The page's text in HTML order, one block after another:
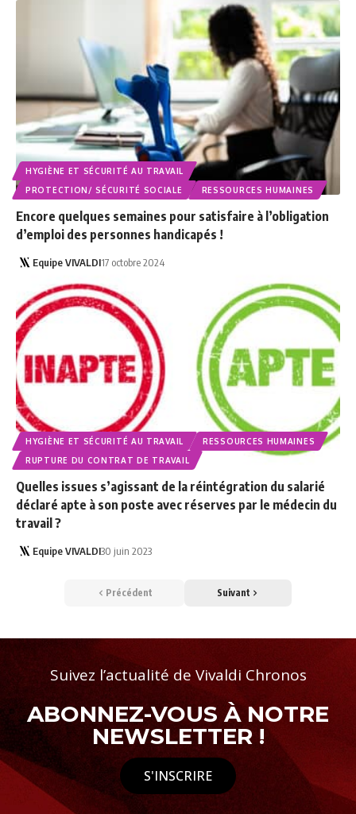
HYGIÈNE ET SÉCURITÉ AU TRAVAIL
PROTECTION/ SÉCURITÉ SOCIALE
RESSOURCES HUMAINES
Encore quelques semaines pour satisfaire à l’obligation
d’emploi des personnes handicapés !
Equipe VIVALDI17 octobre 2024
HYGIÈNE ET SÉCURITÉ AU TRAVAIL
RESSOURCES HUMAINES
RUPTURE DU CONTRAT DE TRAVAIL
Quelles issues s’agissant de la réintégration du salarié
déclaré apte à son poste avec réserves par le médecin du
travail ?
Equipe VIVALDI30 juin 2023
Précédent Suivant
Suivez l’actualité de Vivaldi Chronos
ABONNEZ-VOUS À NOTRE
NEWSLETTER !
S'INSCRIRE